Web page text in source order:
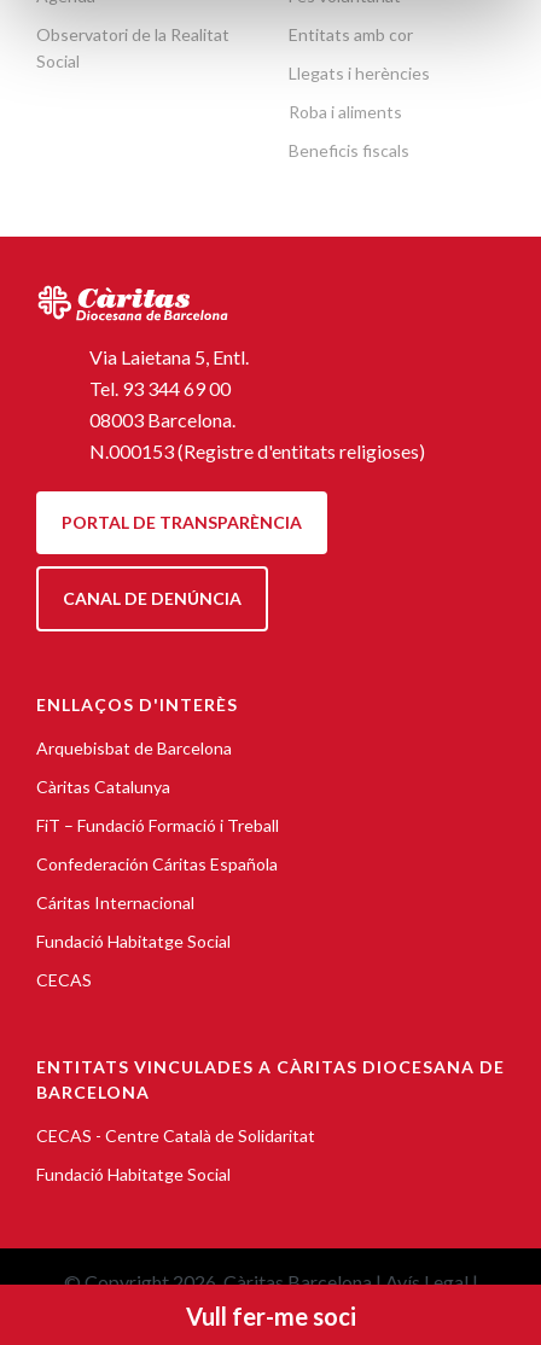
Observatori de la Realitat
Social
Entitats amb cor
Llegats i herències
Roba i aliments
Beneficis fiscals
Via Laietana 5, Entl.
Tel. 93 344 69 00
08003 Barcelona.
N.000153 (Registre d'entitats religioses)
PORTAL DE TRANSPARÈNCIA
CANAL DE DENÚNCIA
ENLLAÇOS D'INTERÈS
Arquebisbat de Barcelona
Càritas Catalunya
FiT – Fundació Formació i Treball
Confederación Cáritas Española
Cáritas Internacional
Fundació Habitatge Social
CECAS
ENTITATS VINCULADES A CÀRITAS DIOCESANA DE
BARCELONA
CECAS - Centre Català de Solidaritat
Fundació Habitatge Social
© Copyright 2026, Càritas Barcelona |Avís Legal|
Política de cookies|Política de privacitat
Vull fer-me soci